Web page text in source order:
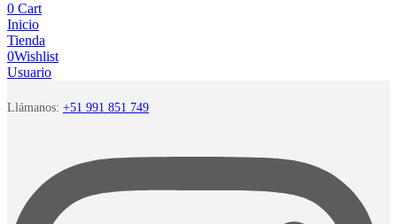
0 Cart
Inicio
Tienda
0Wishlist
Usuario
Llámanos: +51 991 851 749